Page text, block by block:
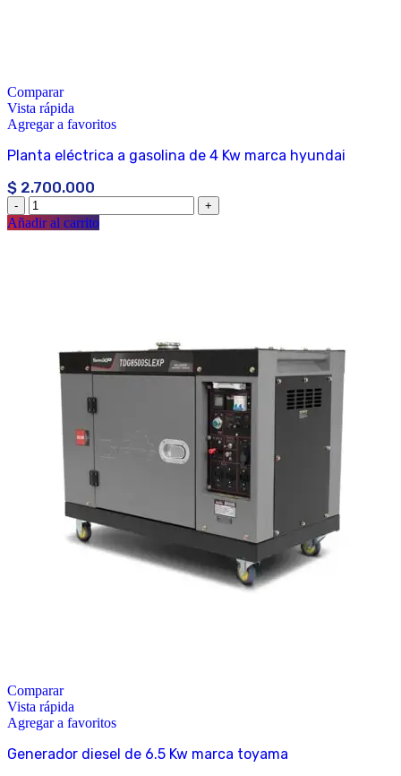
Comparar
Vista rápida
Agregar a favoritos
Planta eléctrica a gasolina de 4 Kw marca hyundai
$ 2.700.000
Añadir al carrito
Comparar
Vista rápida
Agregar a favoritos
Generador diesel de 6.5 Kw marca toyama